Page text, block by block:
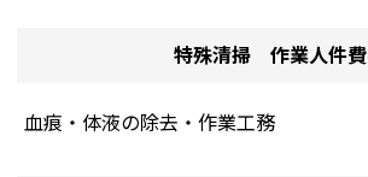
特殊清掃 作業人件費
血痕・体液の除去・作業工務